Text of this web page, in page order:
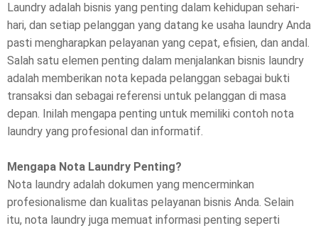
s
t
p
l
a
Laundry adalah bisnis yang penting dalam kehidupan sehari-
hari, dan setiap pelanggan yang datang ke usaha laundry Anda
pasti mengharapkan pelayanan yang cepat, efisien, dan andal.
Salah satu elemen penting dalam menjalankan bisnis laundry
adalah memberikan nota kepada pelanggan sebagai bukti
transaksi dan sebagai referensi untuk pelanggan di masa
depan. Inilah mengapa penting untuk memiliki contoh nota
laundry yang profesional dan informatif.
Mengapa Nota Laundry Penting?
Nota laundry adalah dokumen yang mencerminkan
profesionalisme dan kualitas pelayanan bisnis Anda. Selain
itu, nota laundry juga memuat informasi penting seperti